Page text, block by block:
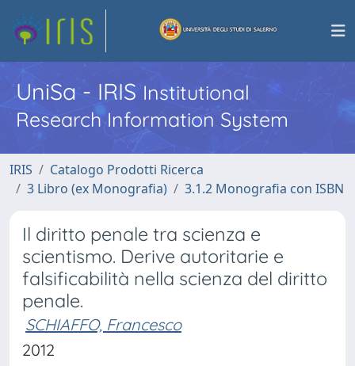
UniSa - IRISInstitutional
Research Information System
IRIS
Catalogo Prodotti Ricerca
3 Libro (ex Monografia)
3.1.2 Monografia con ISBN
Il diritto penale tra scienza e
scientismo. Derive autoritarie e
falsificabilità nella scienza del diritto
penale.
SCHIAFFO, Francesco
2012